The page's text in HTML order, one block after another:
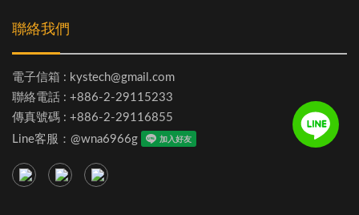
聯絡我們
電子信箱 : kystech@gmail.com
聯絡電話 : +886-2-29115233
傳真號碼 : +886-2-29116855
Line客服：@wna6966g